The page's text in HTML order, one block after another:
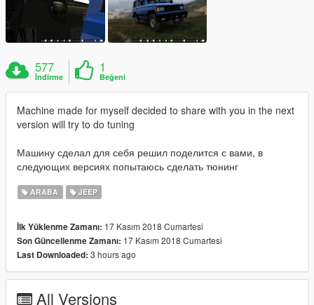
577
İndirme
1
Beğeni
Machine made for myself decided to share with you in the next
version will try to do tuning
Машину сделал для себя решил поделится с вами, в
следующих версиях попытаюсь сделать тюнинг
ARABA JEEP
İlk Yüklenme Zamanı: 17 Kasım 2018 Cumartesi
Son Güncellenme Zamanı: 17 Kasım 2018 Cumartesi
Last Downloaded: 3 hours ago
All Versions